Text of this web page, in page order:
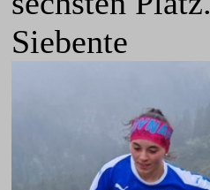
Siebente